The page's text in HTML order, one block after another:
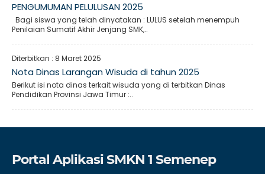
PENGUMUMAN PELULUSAN 2025
Bagi siswa yang telah dinyatakan : LULUS setelah menempuh
Penilaian Sumatif Akhir Jenjang SMK,..
Diterbitkan : 8 Maret 2025
Nota Dinas Larangan Wisuda di tahun 2025
Berikut isi nota dinas terkait wisuda yang di terbitkan Dinas
Pendidikan Provinsi Jawa Timur :..
Portal Aplikasi SMKN 1 Semenep